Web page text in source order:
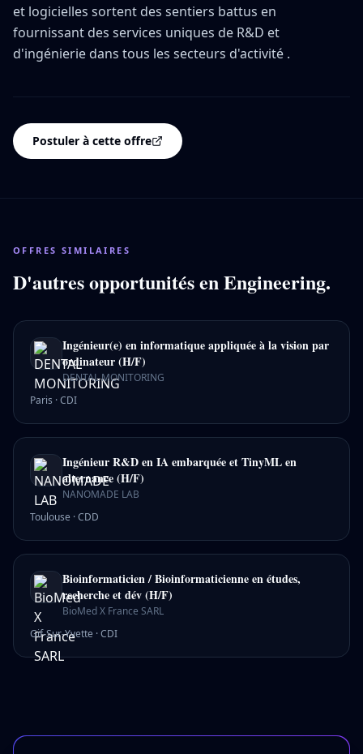
et logicielles sortent des sentiers battus en
fournissant des services uniques de R&D et
d'ingénierie dans tous les secteurs d'activité .
Postuler à cette offre
OFFRES SIMILAIRES
D'autres opportunités enEngineering.
Ingénieur(e) en informatique appliquée à la vision par
ordinateur (H/F)
DENTAL MONITORING
Paris ·CDI
Ingénieur R&D en IA embarquée et TinyML en
alternance (H/F)
NANOMADE LAB
Toulouse ·CDD
Bioinformaticien / Bioinformaticienne en études,
recherche et dév (H/F)
BioMed X France SARL
Gif-Sur-Yvette ·CDI